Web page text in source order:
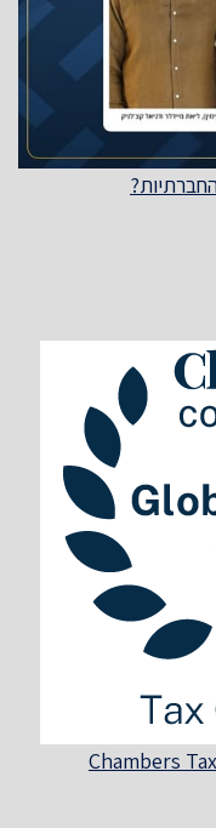
הרצוג חיבר את הפרק הישראלי במדריך Chambers Tax